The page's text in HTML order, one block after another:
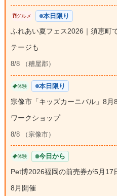
グルメ 本日限り
ふれあい夏フェス2026｜須恵町
テージも
8/8 （糟屋郡）
体験 本日限り
宗像市「キッズカーニバル」8
ワークショップ
8/8 （宗像市）
体験 今日から
Pet博2026福岡の前売券が5月17
8月開催